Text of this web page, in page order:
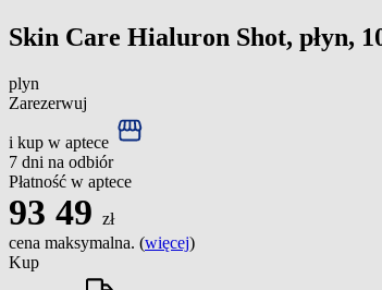
Skin Care Hialuron Shot, płyn,
plyn
Zarezerwuj
i kup w aptece
7 dni na odbiór
Płatność w aptece
93 49 zł
cena maksymalna. (więcej)
Kup